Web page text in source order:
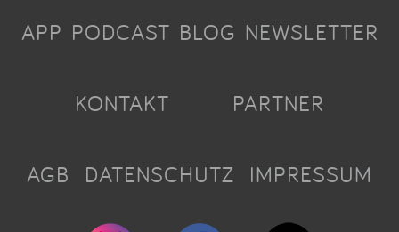
APP PODCAST BLOG NEWSLETTER
KONTAKT PARTNER
AGB DATENSCHUTZ IMPRESSUM